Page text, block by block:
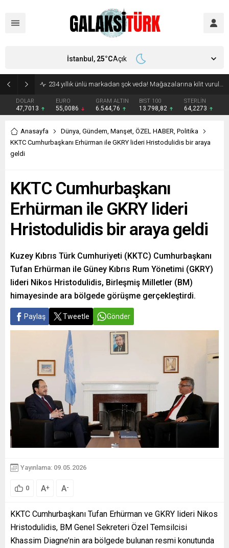
234 yıllık ünlü markadan şok veda! Mağazalarına kilit vuruluyor
DOLAR
47,7013
EURO
55,0086
GRAM ALTIN
6.544,76
BIST 100
13.798,82
STERLİN
64,2273
İstanbul, 25°CAçık
Anasayfa Dünya, Gündem, Manşet, ÖZEL HABER, Politika
KKTC Cumhurbaşkanı Erhürman ile GKRY lideri Hristodulidis bir araya
geldi
KKTC Cumhurbaşkanı
Erhürman ile GKRY lideri
Hristodulidis bir araya geldi
Kuzey Kıbrıs Türk Cumhuriyeti (KKTC) Cumhurbaşkanı
Tufan Erhürman ile Güney Kıbrıs Rum Yönetimi (GKRY)
lideri Nikos Hristodulidis, Birleşmiş Milletler (BM)
himayesinde ara bölgede görüşme gerçekleştirdi.
Paylaş Tweetle Gönder
Yayınlama: 09.05.2026
0 A+ A-
KKTC Cumhurbaşkanı Tufan Erhürman ve GKRY lideri Nikos
Hristodulidis, BM Genel Sekreteri Özel Temsilcisi
Khassim Diagne’nin ara bölgede bulunan resmi konutunda